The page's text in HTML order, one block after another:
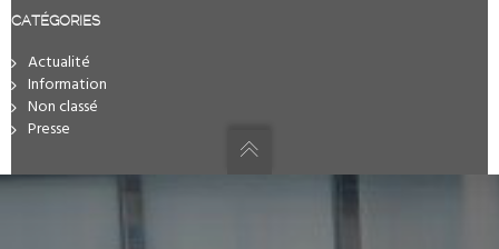
CATÉGORIES
Actualité
Information
Non classé
Presse